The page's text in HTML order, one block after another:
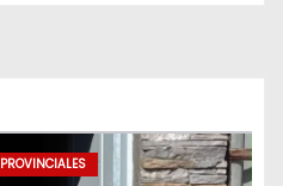
PROVINCIALES